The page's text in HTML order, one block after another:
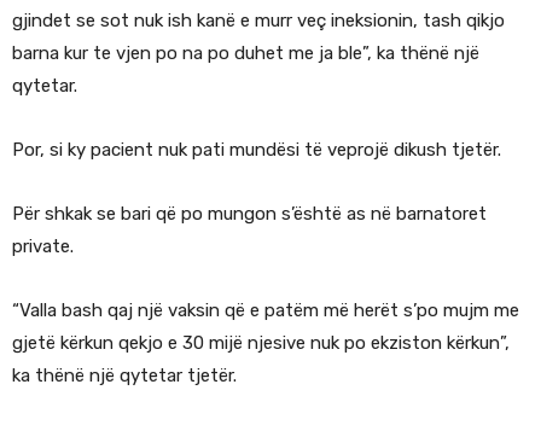
gjindet se sot nuk ish kanë e murr veç ineksionin, tash qikjo
barna kur te vjen po na po duhet me ja ble”, ka thënë një
qytetar.
Por, si ky pacient nuk pati mundësi të veprojë dikush tjetër.
Për shkak se bari që po mungon s’është as në barnatoret
private.
“Valla bash qaj një vaksin që e patëm më herët s’po mujm me
gjetë kërkun qekjo e 30 mijë njesive nuk po ekziston kërkun”,
ka thënë një qytetar tjetër.